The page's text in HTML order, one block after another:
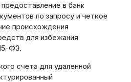
в банк
по запросу и четкое
происхождения
для избежания
ФЗ.
счета для удаленной